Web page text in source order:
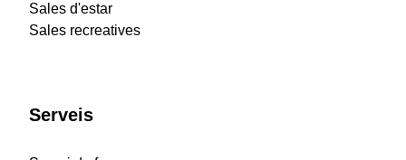
Sales d'estar
Sales recreatives
Serveis